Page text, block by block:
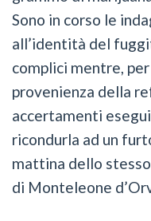
Sono in corso le
all’identità del
complici mentre,
provenienza della
accertamenti
ricondurla ad un
mattina dello
di Monteleone